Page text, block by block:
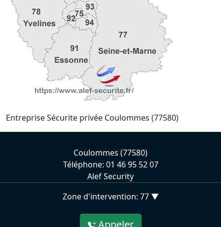
Entreprise Sécurite privée Coulommes (77580)
Coulommes (77580)
Téléphone: 01 46 95 52 07
Alef Security
Zone d'intervention: 77 ▼
Appeler